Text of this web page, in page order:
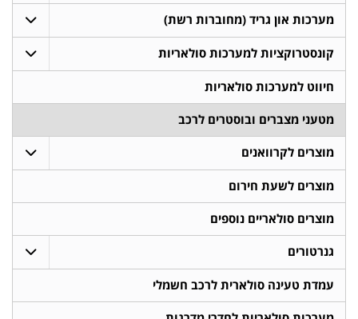
מערכות און גריד (מחוברות רשת)
קונסטרוקציות למערכות סולאריות
חיווט למערכות סולאריות
מטעני מצברים ובוסטרים לרכב
מוצרים לקרוואנים
מוצרים לשעת חירום
מוצרים סולאריים נוספים
גנרטורים
עמדת טעינה סולארית לרכב חשמלי